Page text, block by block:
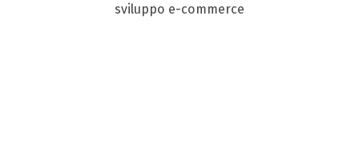
sviluppo e-commerce